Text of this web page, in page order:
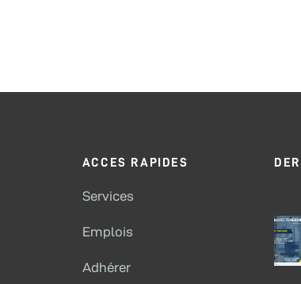
ACCES RAPIDES
Services
Emplois
Adhérer